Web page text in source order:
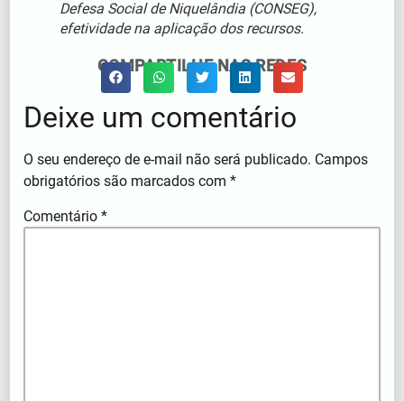
Defesa Social de Niquelândia (CONSEG),
efetividade na aplicação dos recursos.
COMPARTILHE NAS REDES
Deixe um comentário
O seu endereço de e-mail não será publicado. Campos
obrigatórios são marcados com*
Comentário*